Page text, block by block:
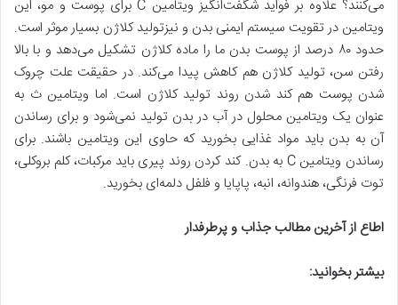
می‌کنند؟ علاوه بر فواید شگفت‌انگیز ویتامین C برای پوست و مو، این
ویتامین در تقویت سیستم ایمنی بدن و نیزتولید کلاژن بسیار موثر است.
حدود ۸۰ درصد از پوست بدن ما را ماده کلاژن تشکیل می‌دهد و با بالا
رفتن سن، تولید کلاژن هم کاهش پیدا می‌کند. در حقیقت علت چروک
شدن پوست هم کند شدن روند تولید کلاژن است. اما ویتامین ث به
عنوان یک ویتامین محلول در آب در بدن تولید نمی‌شود و برای رساندن
آن به بدن باید مواد غذایی بخورید که حاوی این ویتامین باشند. برای
رساندن ویتامین C به بدن. کند کردن روند پیری باید مرکبات، کلم بروکلی،
توت فرنگی، هندوانه، انبه، پاپایا و فلفل دلمه‌ای بخورید.
اطاع از آخرین مطالب جذاب و پرطرفدار
بیشتر بخوانید: